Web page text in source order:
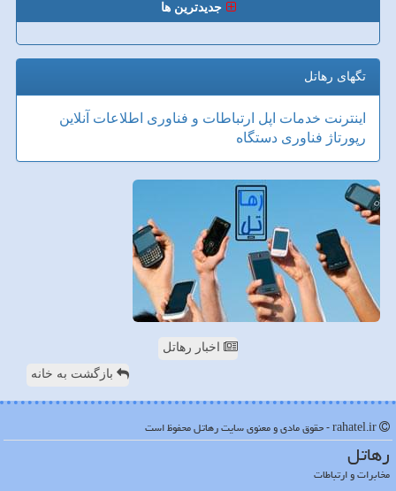
جدیدترین ها
تگهای رهاتل
اینترنت خدمات اپل ارتباطات و فناوری اطلاعات آنلاین
رپورتاژ فناوری دستگاه
اخبار رهاتل
بازگشت به خانه
رهاتل
مخابرات و ارتباطات